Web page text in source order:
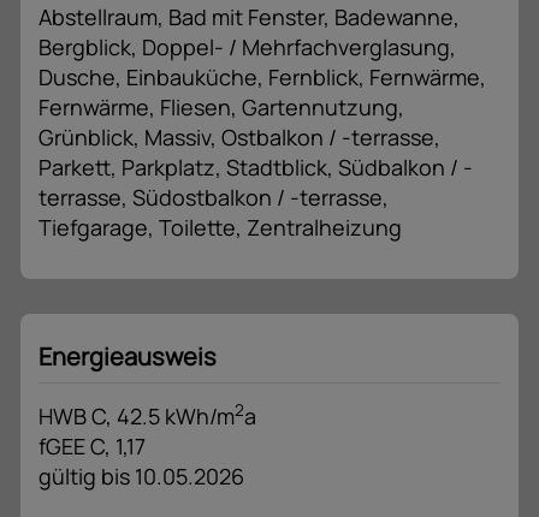
Abstellraum Bad mit Fenster Badewanne
Bergblick Doppel- / Mehrfachverglasung
Dusche Einbauküche Fernblick Fernwärme
Fernwärme Fliesen Gartennutzung
Grünblick Massiv Ostbalkon / -terrasse
Parkett Parkplatz Stadtblick Südbalkon / -
terrasse Südostbalkon / -terrasse
Tiefgarage Toilette Zentralheizung
Energieausweis
HWBC, 42.5 kWh/m2a
fGEEC, 1,17
gültig bis 10.05.2026